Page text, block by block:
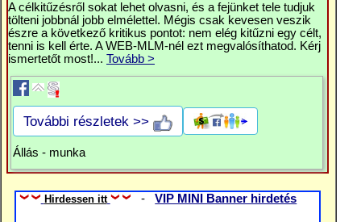
A célkitűzésről sokat lehet olvasni, és a fejünket tele tudjuk
tölteni jobbnál jobb elmélettel. Mégis csak kevesen veszik
észre a következő kritikus pontot: nem elég kitűzni egy célt,
tenni is kell érte. A WEB-MLM-nél ezt megvalósíthatod. Kérj
ismertetőt most!... Tovább >
További részletek >>
Állás - munka
Hirdessen itt -VIP MINI Banner hirdetés